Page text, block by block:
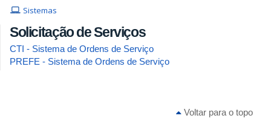
Sistemas
Solicitação de Serviços
CTI - Sistema de Ordens de Serviço
PREFE - Sistema de Ordens de Serviço
Voltar para o topo